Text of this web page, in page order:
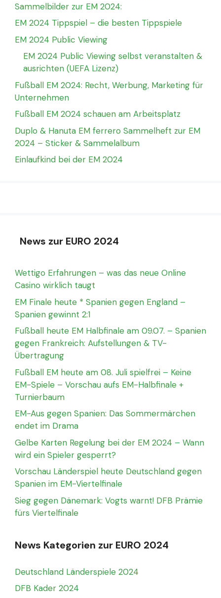
Sammelbilder zur EM 2024:
EM 2024 Tippspiel – die besten Tippspiele
EM 2024 Public Viewing
EM 2024 Public Viewing selbst veranstalten &
ausrichten (UEFA Lizenz)
Fußball EM 2024: Recht, Werbung, Marketing für
Unternehmen
Fußball EM 2024 schauen am Arbeitsplatz
Duplo & Hanuta EM ferrero Sammelheft zur EM
2024 – Sticker & Sammelalbum
Einlaufkind bei der EM 2024
News zur EURO 2024
Wettigo Erfahrungen – was das neue Online
Casino wirklich taugt
EM Finale heute * Spanien gegen England –
Spanien gewinnt 2:1
Fußball heute EM Halbfinale am 09.07. – Spanien
gegen Frankreich: Aufstellungen & TV-
Übertragung
Fußball EM heute am 08. Juli spielfrei – Keine
EM-Spiele – Vorschau aufs EM-Halbfinale +
Turnierbaum
EM-Aus gegen Spanien: Das Sommermärchen
endet im Drama
Gelbe Karten Regelung bei der EM 2024 – Wann
wird ein Spieler gesperrt?
Vorschau Länderspiel heute Deutschland gegen
Spanien im EM-Viertelfinale
Sieg gegen Dänemark: Vogts warnt! DFB Prämie
fürs Viertelfinale
News Kategorien zur EURO 2024
Deutschland Länderspiele 2024
DFB Kader 2024